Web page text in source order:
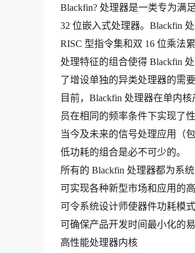
Blackfin? 处理器是一类专为满
32 位嵌入式处理器。Blackfin
RISC 型指令集和双 16 位乘法
处理特征的组合使得 Blackfin
了增设单独的异类处理器的需
目前，Blackfin 处理器在单内
员在相同的频率条件下实现了
当今及未来的信号处理应用（
低功耗的组合是必不可少的。
所有的 Blackfin 处理器都为系
可实现各种新型市场和应用的
可令系统设计师使器件功耗模
可确保产品开发时间最小化的
高性能处理器内核